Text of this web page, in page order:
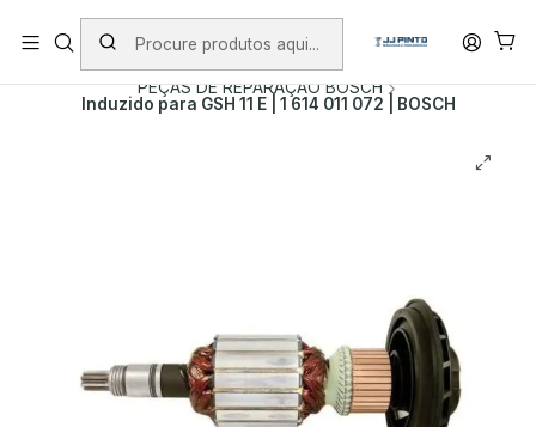
PORTES INCLUÍDOS EM ENCOMENDAS +75€ (excepto ilhas)
Início PRODUTOS
PEÇAS DE REPARAÇÃO
PEÇAS DE REPARAÇÃO BOSCH
Induzido para GSH 11 E | 1 614 011 072 | BOSCH